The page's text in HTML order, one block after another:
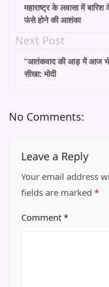
महाराष्ट्र के लवासा में
फंसे होने की आशंका
Next Post
”आतंकवाद की आड़ में आज भी
सीखा: मोदी
No Comments:
Leave a Reply
Your email address
fields are marked *
Comment *